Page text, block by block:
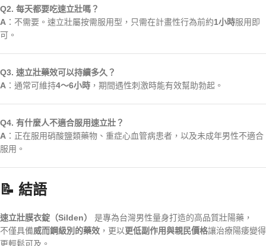
Q2. 每天都要吃速立壯嗎？
A ：不需要。速立壯屬按需服用型，只需在計畫性行為前約1小時服用即
可。
Q3. 速立壯藥效可以持續多久？
A ：通常可維持4～6小時 ，期間遇性刺激時能有效幫助勃起。
Q4. 有什麼人不適合服用速立壯？
A ：正在服用硝酸鹽類藥物、重症心血管病患者，以及未成年男性不適合
服用。
📝 結語
速立壯膜衣錠（Silden）
是專為台灣男性量身打造的高品質壯陽藥，
不僅具備威而鋼級別的藥效 ，更以更低副作用與親民價格讓治療陽痿變得
更輕鬆可及。